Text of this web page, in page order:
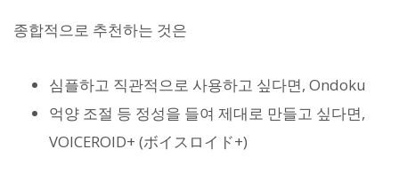
종합적으로 추천하는 것은
심플하고 직관적으로 사용하고 싶다면, Ondoku
억양 조절 등 정성을 들여 제대로 만들고 싶다면,
VOICEROID+ (ボイスロイド+)